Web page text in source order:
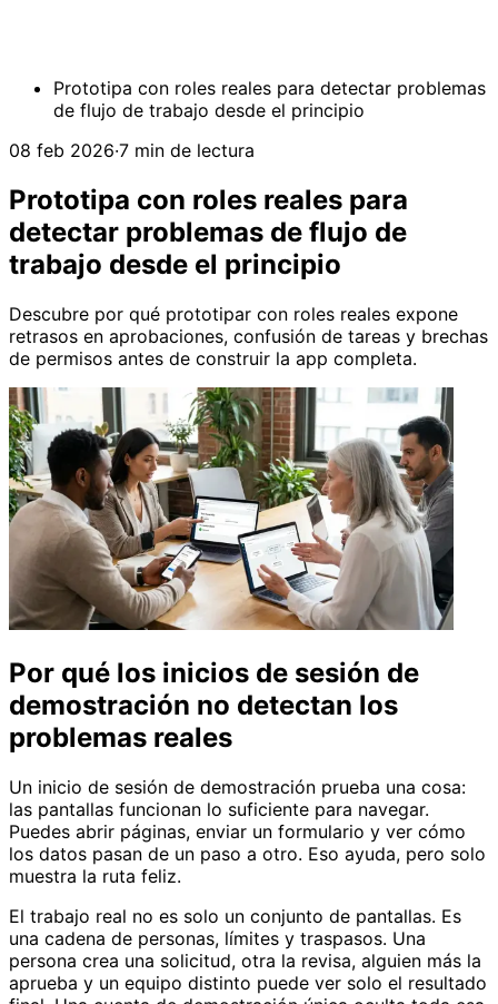
Prototipa con roles reales para detectar problemas
de flujo de trabajo desde el principio
08 feb 2026·7 min de lectura
Prototipa con roles reales para
detectar problemas de flujo de
trabajo desde el principio
Descubre por qué prototipar con roles reales expone
retrasos en aprobaciones, confusión de tareas y brechas
de permisos antes de construir la app completa.
Por qué los inicios de sesión de
demostración no detectan los
problemas reales
Un inicio de sesión de demostración prueba una cosa:
las pantallas funcionan lo suficiente para navegar.
Puedes abrir páginas, enviar un formulario y ver cómo
los datos pasan de un paso a otro. Eso ayuda, pero solo
muestra la ruta feliz.
El trabajo real no es solo un conjunto de pantallas. Es
una cadena de personas, límites y traspasos. Una
persona crea una solicitud, otra la revisa, alguien más la
aprueba y un equipo distinto puede ver solo el resultado